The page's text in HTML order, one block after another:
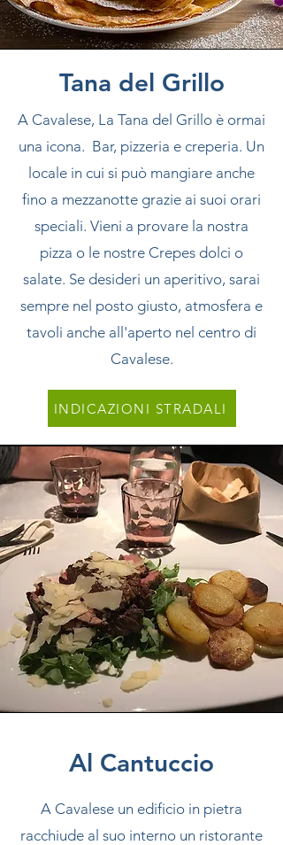
Tana del Grillo
A Cavalese, La Tana del Grillo è ormai
una icona. Bar, pizzeria e creperia. Un
locale in cui si può mangiare anche
fino a mezzanotte grazie ai suoi orari
speciali. Vieni a provare la nostra
pizza o le nostre Crepes dolci o
salate. Se desideri un aperitivo, sarai
sempre nel posto giusto, atmosfera e
tavoli anche all'aperto nel centro di
Cavalese.
INDICAZIONI STRADALI
Al Cantuccio
A Cavalese un edificio in pietra
racchiude al suo interno un ristorante